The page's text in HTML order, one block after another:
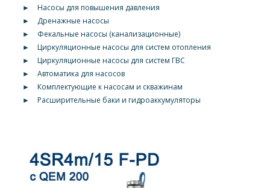
►
Насосы для повышения давления
►
Дренажные насосы
►
Фекальные насосы (канализационные)
►
Циркуляционные насосы для систем отопления
►
Циркуляционные насосы для систем ГВС
►
Автоматика для насосов
►
Комплектующие к насосам и скважинам
►
Расширительные баки и гидроаккумуляторы